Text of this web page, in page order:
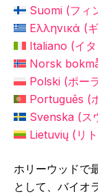
Suomi(フィ
Ελληνικά (
Italiano (イ
Norsk
Polski(ポー
Português (
Svenska(ス
Lietuvių( リ
ホリーウッドで
として、バイオ